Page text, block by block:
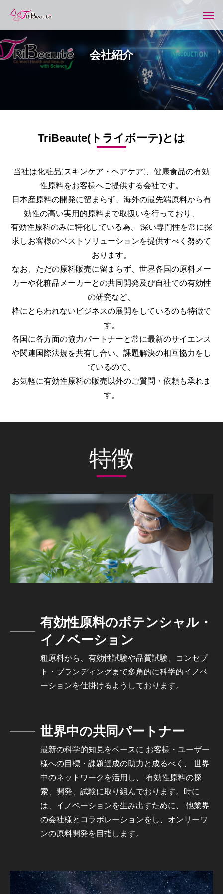
会社紹介
TriBeaute(トライボーテ)とは
当社は化粧品(スキンケア・ヘアケア)、健康食品の有効
性原料をお客様へご提供する会社です。
日本産原料の開発に留まらず、海外の最先端原料から有
効性の高い実用的原料まで取扱いを行っており、
有効性原料のみに特化している為、 深い専門性を常に探
求しお客様のベストソリューションを提供すべく努めて
おります。
なお、ただの原料販売に留まらず、世界各国の原料メー
カーや化粧品メーカーとの共同開発及び自社での有効性
の研究など、
枠にとらわれないビジネスの展開をしているのも特徴で
す。
各国に各方面の協力パートナーと常に最新のサイエンス
や関連国際法規を共有し合い、課題解決の相互協力をし
ているので、
お気軽に有効性原料の販売以外のご質問・依頼も承れま
す。
特徴
有効性原料のポテンシャル・
イノベーション
粗原料から、有効性試験や品質試験、コンセプ
ト・ブランディングまで多角的に科学的イノベ
ーションを仕掛けるようしております。
世界中の共同パートナー
最新の科学的知見をベースに お客様・ユーザー
様への目標・課題達成の助力と成るべく、 世界
中のネットワークを活用し、 有効性原料の探
索、開発、試験に取り組んでおります。時に
は、イノベーションを生み出すために、 他業界
の会社様とコラボレーションをし、オンリーワ
ンの原料開発を目指します。